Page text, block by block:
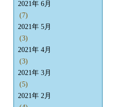
2021年 6月
(7)
2021年 5月
(3)
2021年 4月
(3)
2021年 3月
(5)
2021年 2月